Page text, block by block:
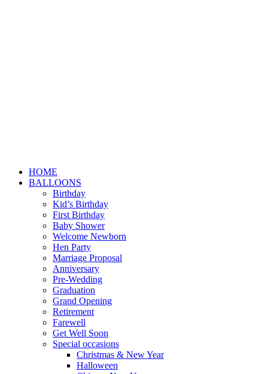
HOME
BALLOONS
Birthday
Kid’s Birthday
First Birthday
Baby Shower
Welcome Newborn
Hen Party
Marriage Proposal
Anniversary
Pre-Wedding
Graduation
Grand Opening
Retirement
Farewell
Get Well Soon
Special occasions
Christmas & New Year
Halloween